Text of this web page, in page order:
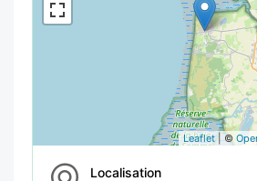
Leaflet| ©
Localisation